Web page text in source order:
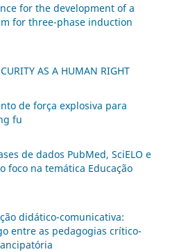
for the development of a
for three-phase induction
AS A HUMAN RIGHT
de força explosiva para
fu
de dados PubMed, SciELO e
foco na temática Educação
didático-comunicativa:
entre as pedagogias crítico-